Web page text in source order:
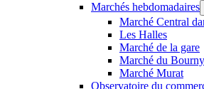
Marchés hebdomadaires
Marché Central
Les Halles
Marché de la gare
Marché du Bourny
Marché Murat
Observatoire du